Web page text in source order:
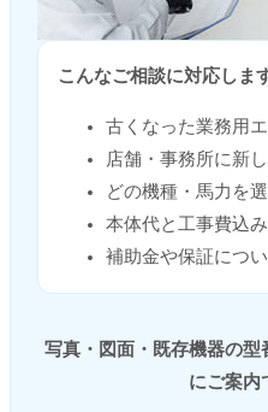
こんなご相談に対応しま
古くなった業務用
店舗・事務所に新
どの機種・馬力を
本体代と工事費込
補助金や保証につ
写真・図面・既存機器の
にご案内